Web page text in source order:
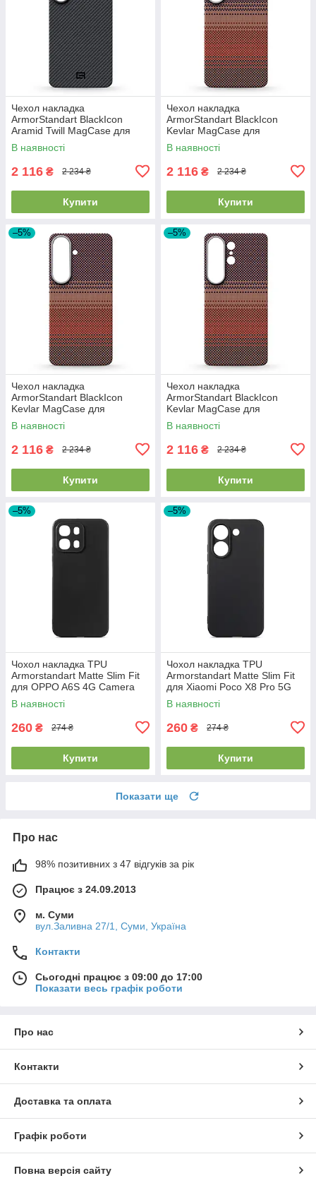
Чехол накладка
ArmorStandart BlackIcon
Aramid Twill MagCase для
Samsung S26 Plus Black
(ARM90146)
В наявності
2 116 ₴ 2 234 ₴
Купити
Чехол накладка
ArmorStandart BlackIcon
Kevlar MagCase для
Samsung S26 Plus Sunset
(ARM90157)
В наявності
2 116 ₴ 2 234 ₴
Купити
–5%
Чехол накладка
ArmorStandart BlackIcon
Kevlar MagCase для
Samsung S26 Sunset
(ARM90156)
В наявності
2 116 ₴ 2 234 ₴
Купити
–5%
Чехол накладка
ArmorStandart BlackIcon
Kevlar MagCase для
Samsung S26 Ultra Sunset
(ARM90158)
В наявності
2 116 ₴ 2 234 ₴
Купити
–5%
Чохол накладка TPU
Armorstandart Matte Slim Fit
для OPPO A6S 4G Camera
cover Black (ARM90347)
В наявності
260 ₴ 274 ₴
Купити
–5%
Чохол накладка TPU
Armorstandart Matte Slim Fit
для Xiaomi Poco X8 Pro 5G
Camera cover Black
(ARM90712)
В наявності
260 ₴ 274 ₴
Купити
Показати ще
Про нас
98% позитивних з 47 відгуків за рік
Працює з 24.09.2013
м. Суми
вул.Заливна 27/1, Суми, Україна
Контакти
Сьогодні працює з 09:00 до 17:00
Показати весь графік роботи
Про нас
Контакти
Доставка та оплата
Графік роботи
Повна версія сайту